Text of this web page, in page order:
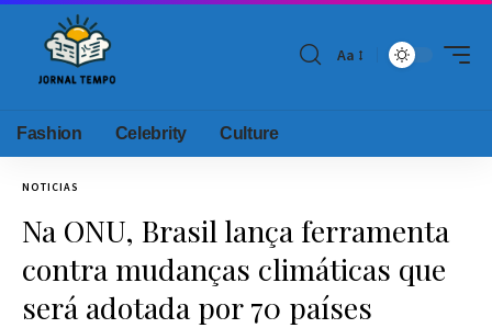
Aa
Fashion Celebrity Culture
NOTICIAS
Na ONU, Brasil lança ferramenta
contra mudanças climáticas que
será adotada por 70 países